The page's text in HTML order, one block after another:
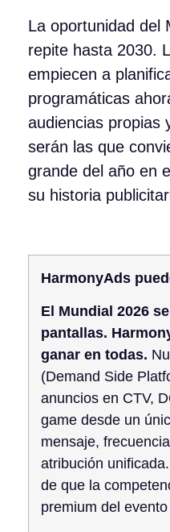
La oportunidad del
repite hasta 2030.
empiecen a
programáticas
audiencias propias
serán las que
grande del año en
su historia
HarmonyAds
El Mundial 2026
pantallas.
ganar en todas.
(Demand Side
anuncios en CTV,
game desde un
mensaje,
atribución
de que la
premium del